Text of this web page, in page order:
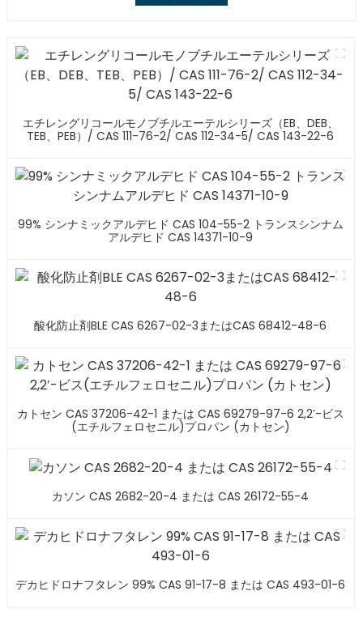
エチレングリコールモノブチルエーテルシリーズ（EB、DEB、
TEB、PEB）/ CAS 111-76-2/ CAS 112-34-5/ CAS 143-22-6
99% シンナミックアルデヒド CAS 104-55-2 トランスシンナム
アルデヒド CAS 14371-10-9
酸化防止剤BLE CAS 6267-02-3またはCAS 68412-48-6
カトセン CAS 37206-42-1 または CAS 69279-97-6 2,2′-ビス
(エチルフェロセニル)プロパン (カトセン)
カソン CAS 2682-20-4 または CAS 26172-55-4
デカヒドロナフタレン 99% CAS 91-17-8 または CAS 493-01-6